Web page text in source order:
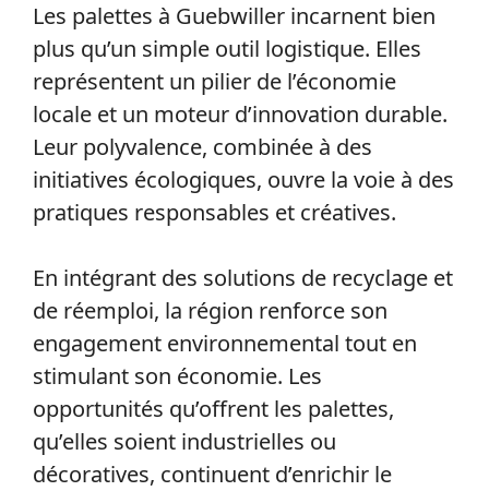
Les palettes à Guebwiller incarnent bien
plus qu’un simple outil logistique. Elles
représentent un pilier de l’économie
locale et un moteur d’innovation durable.
Leur polyvalence, combinée à des
initiatives écologiques, ouvre la voie à des
pratiques responsables et créatives.
En intégrant des solutions de recyclage et
de réemploi, la région renforce son
engagement environnemental tout en
stimulant son économie. Les
opportunités qu’offrent les palettes,
qu’elles soient industrielles ou
décoratives, continuent d’enrichir le